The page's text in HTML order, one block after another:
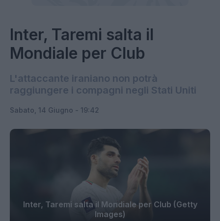
Inter, Taremi salta il
Mondiale per Club
L'attaccante iraniano non potrà
raggiungere i compagni negli Stati Uniti
Sabato, 14 Giugno - 19:42
Inter, Taremi salta il Mondiale per Club (Getty
Images)